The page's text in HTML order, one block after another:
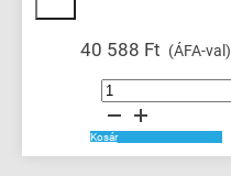
40 588 Ft (ÁFA-val)
12
mm
Clyindrical
Sensor
mennyiség
Kosár